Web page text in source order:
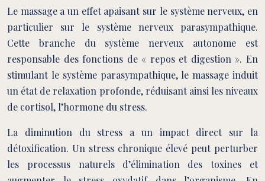
Le massage a un effet apaisant sur le système nerveux, en
particulier sur le système nerveux parasympathique.
Cette branche du système nerveux autonome est
responsable des fonctions de « repos et digestion ». En
stimulant le système parasympathique, le massage induit
un état de relaxation profonde, réduisant ainsi les niveaux
de cortisol, l’hormone du stress.
La diminution du stress a un impact direct sur la
détoxification. Un stress chronique élevé peut perturber
les processus naturels d’élimination des toxines et